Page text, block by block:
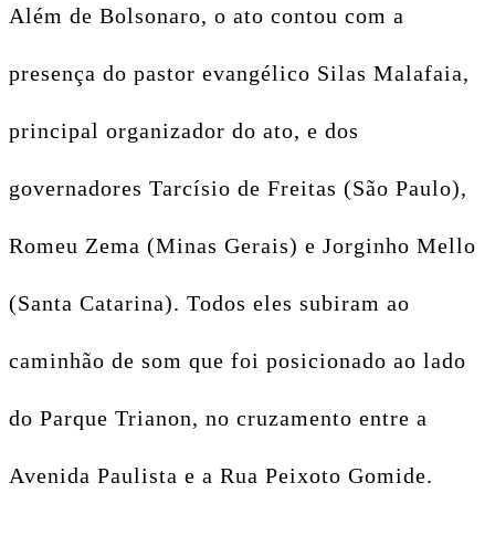
Além de Bolsonaro, o ato contou com a
presença do pastor evangélico Silas Malafaia,
principal organizador do ato, e dos
governadores Tarcísio de Freitas (São Paulo),
Romeu Zema (Minas Gerais) e Jorginho Mello
(Santa Catarina). Todos eles subiram ao
caminhão de som que foi posicionado ao lado
do Parque Trianon, no cruzamento entre a
Avenida Paulista e a Rua Peixoto Gomide.